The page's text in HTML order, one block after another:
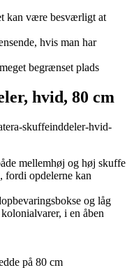
kan være besværligt at
hvis man har
begrænset plads
hvid, 80 cm
skuffeinddeler-hvid-
mellemhøj og høj skuffe
fordi opdelerne kan
og låg
i en åben
på 80 cm